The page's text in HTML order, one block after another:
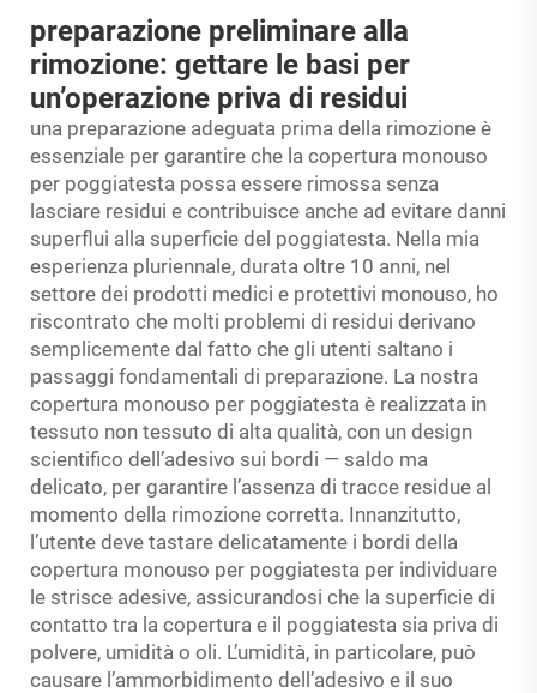
preparazione preliminare alla
rimozione: gettare le basi per
un’operazione priva di residui
una preparazione adeguata prima della rimozione è
essenziale per garantire che la copertura monouso
per poggiatesta possa essere rimossa senza
lasciare residui e contribuisce anche ad evitare danni
superflui alla superficie del poggiatesta. Nella mia
esperienza pluriennale, durata oltre 10 anni, nel
settore dei prodotti medici e protettivi monouso, ho
riscontrato che molti problemi di residui derivano
semplicemente dal fatto che gli utenti saltano i
passaggi fondamentali di preparazione. La nostra
copertura monouso per poggiatesta è realizzata in
tessuto non tessuto di alta qualità, con un design
scientifico dell’adesivo sui bordi — saldo ma
delicato, per garantire l’assenza di tracce residue al
momento della rimozione corretta. Innanzitutto,
l’utente deve tastare delicatamente i bordi della
copertura monouso per poggiatesta per individuare
le strisce adesive, assicurandosi che la superficie di
contatto tra la copertura e il poggiatesta sia priva di
polvere, umidità o oli. L’umidità, in particolare, può
causare l’ammorbidimento dell’adesivo e il suo